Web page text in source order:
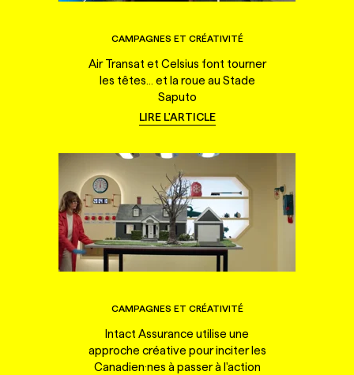
CAMPAGNES ET CRÉATIVITÉ
Air Transat et Celsius font tourner
les têtes... et la roue au Stade
Saputo
LIRE L'ARTICLE
CAMPAGNES ET CRÉATIVITÉ
Intact Assurance utilise une
approche créative pour inciter les
Canadien·nes à passer à l'action